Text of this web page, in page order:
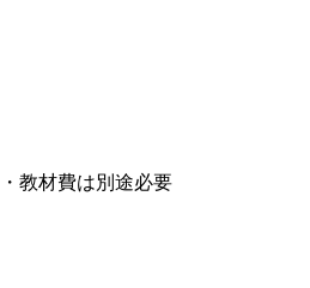
教材費は別途必要